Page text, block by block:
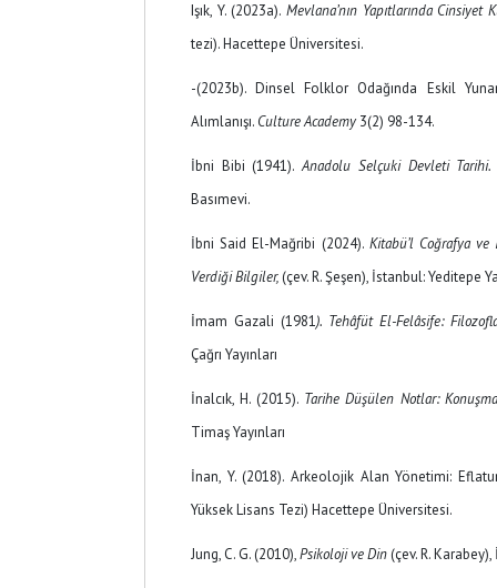
Işık, Y. (2023a). Mevlana’nın Yapıtlarında Cinsiyet
tezi). Hacettepe Üniversitesi.
-(2023b). Dinsel Folklor Odağında Eskil
Alımlanışı. Culture Academy3(2) 98-134.
İbni Bibi (1941).Anadolu Selçuki Devleti Tarihi.
Basımevi.
İbni Said El-Mağribi (2024). Kitabü’l Coğrafya
Verdiği Bilgiler,(çev. R. Şeşen), İstanbul: Yeditepe
İmam Gazali (1981). Tehâfüt El-Felâsife:
Çağrı Yayınları
İnalcık, H. (2015). Tarihe Düşülen Notlar:
Timaş Yayınları
İnan, Y. (2018). Arkeolojik Alan Yönetimi:
Yüksek Lisans Tezi) Hacettepe Üniversitesi.
Jung, C. G. (2010),Psikoloji ve Din(çev. R.